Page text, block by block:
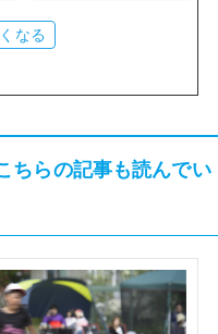
なる
ちらの記事も読んでい